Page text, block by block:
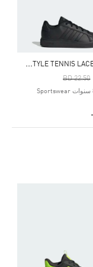
ح
ذاء GRAND COURT LIFESTYLE TENNIS LACE-UP
Price Reduced From
BD 22.50
To